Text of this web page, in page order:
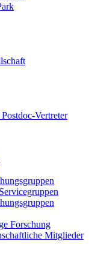
Vertreter
Forschung
Mitglieder